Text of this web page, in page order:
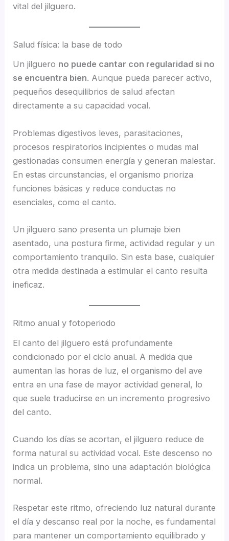
vital del jilguero.
Salud física: la base de todo
Un jilguero no puede cantar con regularidad si no
se encuentra bien. Aunque pueda parecer activo,
pequeños desequilibrios de salud afectan
directamente a su capacidad vocal.
Problemas digestivos leves, parasitaciones,
procesos respiratorios incipientes o mudas mal
gestionadas consumen energía y generan malestar.
En estas circunstancias, el organismo prioriza
funciones básicas y reduce conductas no
esenciales, como el canto.
Un jilguero sano presenta un plumaje bien
asentado, una postura firme, actividad regular y un
comportamiento tranquilo. Sin esta base, cualquier
otra medida destinada a estimular el canto resulta
ineficaz.
Ritmo anual y fotoperiodo
El canto del jilguero está profundamente
condicionado por el ciclo anual. A medida que
aumentan las horas de luz, el organismo del ave
entra en una fase de mayor actividad general, lo
que suele traducirse en un incremento progresivo
del canto.
Cuando los días se acortan, el jilguero reduce de
forma natural su actividad vocal. Este descenso no
indica un problema, sino una adaptación biológica
normal.
Respetar este ritmo, ofreciendo luz natural durante
el día y descanso real por la noche, es fundamental
para mantener un comportamiento equilibrado y